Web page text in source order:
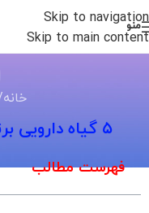
Skip to navigation
Skip to main content
منو
خانه
۵ گیاه دارویی برتر برای خواب آرام و عمیق
فهرست مطالب